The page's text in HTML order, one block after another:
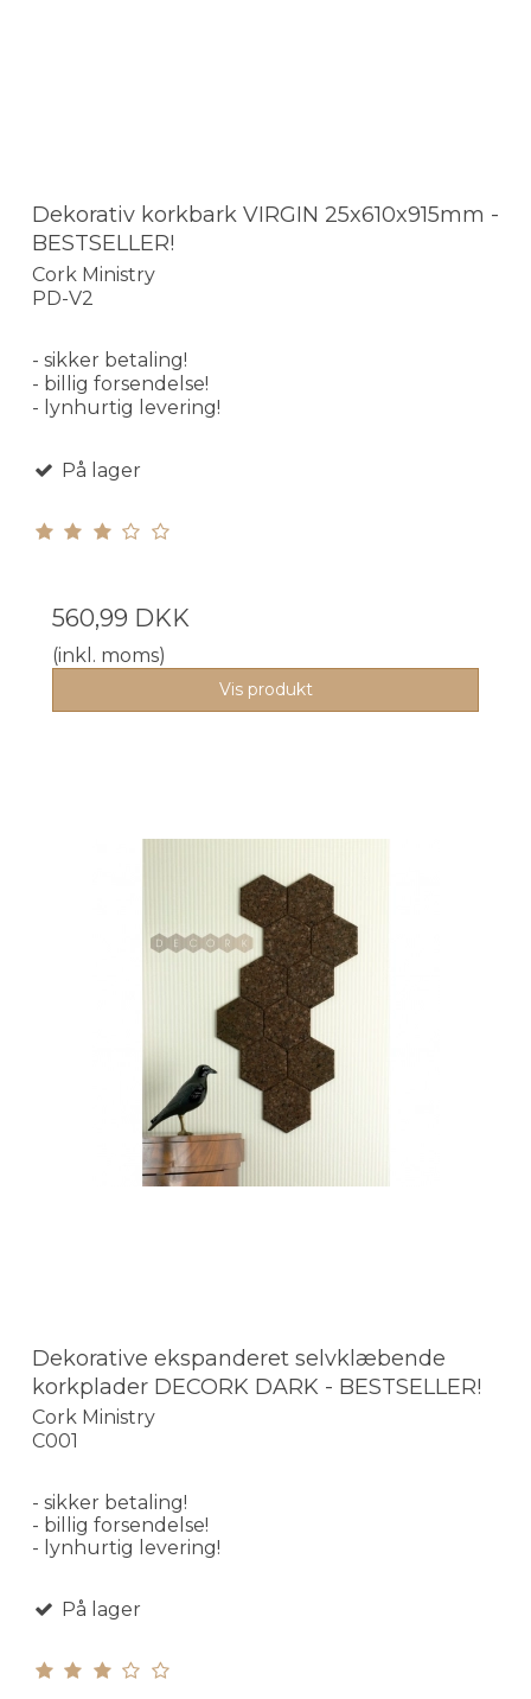
Dekorativ korkbark VIRGIN 25x610x915mm -
BESTSELLER!
Cork Ministry
PD-V2
- sikker betaling!
- billig forsendelse!
- lynhurtig levering!
På lager
560,99 DKK
(inkl. moms)
Vis produkt
Dekorative ekspanderet selvklæbende
korkplader DECORK DARK - BESTSELLER!
Cork Ministry
C001
- sikker betaling!
- billig forsendelse!
- lynhurtig levering!
På lager